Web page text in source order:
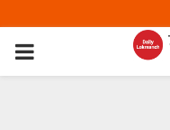
PRIMARY